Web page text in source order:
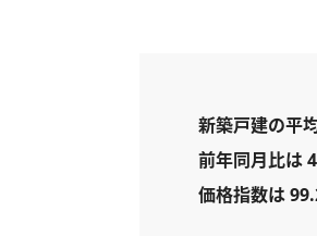
新築戸建の平
前年同月比は
価格指数は